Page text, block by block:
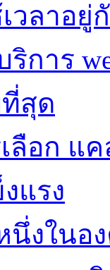
วลาอยู่
ริการ
สุด
ลือก แ
แรง
นึ่งใน